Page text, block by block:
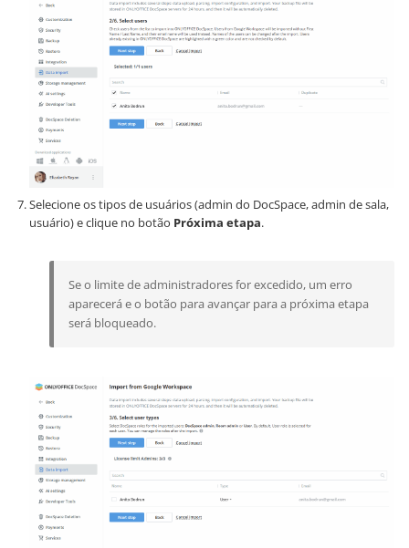
Selecione os tipos de usuários (admin do DocSpace, admin de sala,
usuário) e clique no botão Próxima etapa.
Se o limite de administradores for excedido, um erro
aparecerá e o botão para avançar para a próxima etapa
será bloqueado.